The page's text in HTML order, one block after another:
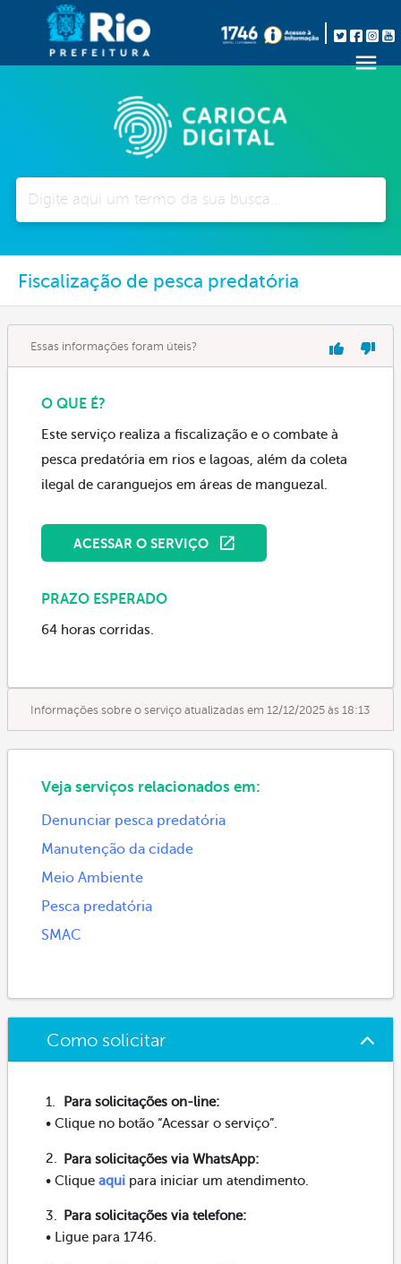
Fiscalização de pesca predatória
Essas informações foram úteis?
O QUE É?
Este serviço realiza a fiscalização e o combate à
pesca predatória em rios e lagoas, além da coleta
ilegal de caranguejos em áreas de manguezal.
ACESSAR O SERVIÇO
PRAZO ESPERADO
64 horas corridas.
Informações sobre o serviço atualizadas em 12/12/2025 às 18:13
Veja serviços relacionados em:
Denunciar pesca predatória
Manutenção da cidade
Meio Ambiente
Pesca predatória
SMAC
Como solicitar
Para solicitações on-line:
• Clique no botão “Acessar o serviço”.
Para solicitações via WhatsApp:
• Clique aqui para iniciar um atendimento.
Para solicitações via telefone:
• Ligue para 1746.